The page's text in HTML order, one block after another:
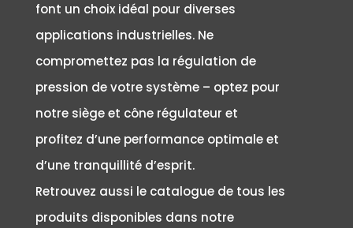
font un choix idéal pour diverses
applications industrielles. Ne
compromettez pas la régulation de
pression de votre système – optez pour
notre siège et cône régulateur et
profitez d’une performance optimale et
d’une tranquillité d’esprit.
Retrouvez aussi le catalogue de tous les
produits disponibles dans notre